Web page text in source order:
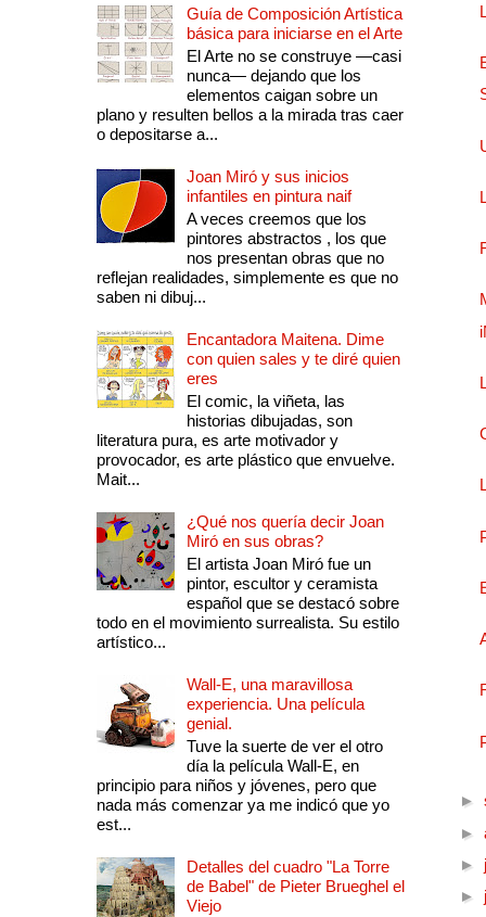
Guía de Composición Artística
básica para iniciarse en el Arte
El Arte no se construye —casi
nunca— dejando que los
elementos caigan sobre un
plano y resulten bellos a la mirada tras caer
o depositarse a...
Joan Miró y sus inicios
infantiles en pintura naif
A veces creemos que los
pintores abstractos , los que
nos presentan obras que no
reflejan realidades, simplemente es que no
saben ni dibuj...
Encantadora Maitena. Dime
con quien sales y te diré quien
eres
El comic, la viñeta, las
historias dibujadas, son
literatura pura, es arte motivador y
provocador, es arte plástico que envuelve.
Mait...
¿Qué nos quería decir Joan
Miró en sus obras?
El artista Joan Miró fue un
pintor, escultor y ceramista
español que se destacó sobre
todo en el movimiento surrealista. Su estilo
artístico...
Wall-E, una maravillosa
experiencia. Una película
genial.
Tuve la suerte de ver el otro
día la película Wall-E, en
principio para niños y jóvenes, pero que
nada más comenzar ya me indicó que yo
est...
Detalles del cuadro "La Torre
de Babel" de Pieter Brueghel el
Viejo
►
►
►
►